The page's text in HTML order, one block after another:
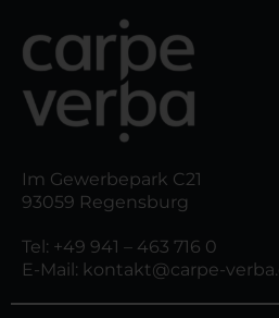
Im Gewerbepark C21
93059 Regensburg
Tel: +49 941 – 463 716 0
E-Mail: kontakt@carpe-